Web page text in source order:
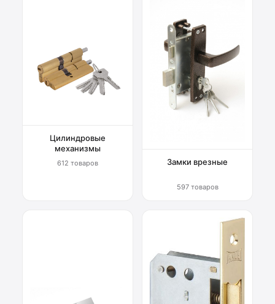
Цилиндровые
механизмы
612 товаров Замки врезные
597 товаров